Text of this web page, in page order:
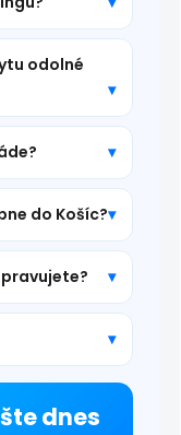
odolné
do Košíc?
dnes